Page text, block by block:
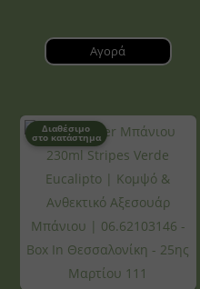
Αγορά
Διαθέσιμο
στο κατάστημα